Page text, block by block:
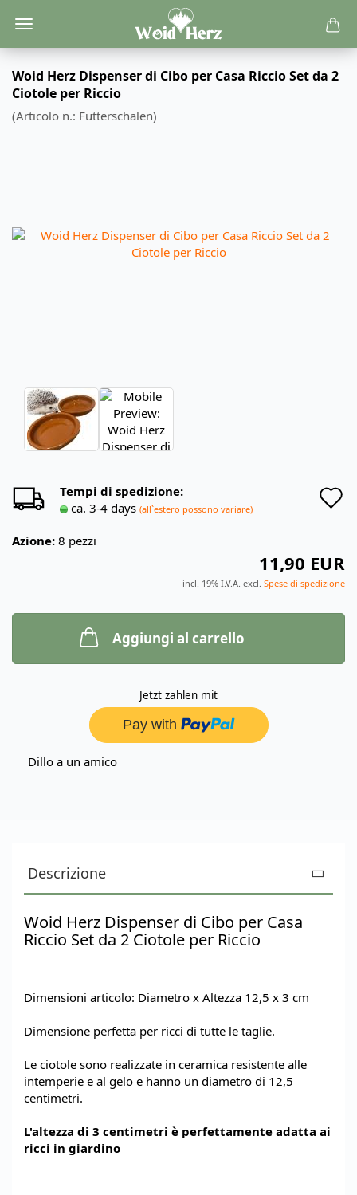
Woid Herz Dispenser di Cibo per Casa Riccio Set da 2
Ciotole per Riccio
(Articolo n.: Futterschalen)
Tempi di spedizione:
ca. 3-4 days (all`estero possono variare)
Azione: 8 pezzi
11,90 EUR
incl. 19% I.V.A. excl. Spese di spedizione
Aggiungi al carrello
Jetzt zahlen mit
Dillo a un amico
Descrizione
Woid Herz Dispenser di Cibo per Casa
Riccio Set da 2 Ciotole per Riccio
Dimensioni articolo: Diametro x Altezza 12,5 x 3 cm
Dimensione perfetta per ricci di tutte le taglie.
Le ciotole sono realizzate in ceramica resistente alle
intemperie e al gelo e hanno un diametro di 12,5
centimetri.
L'altezza di 3 centimetri è perfettamente adatta ai
ricci in giardino